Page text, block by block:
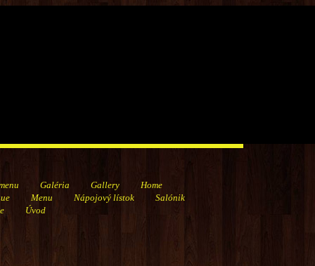
Galéria Gallery
Home
Menu Nápojový lístok
Salónik
Úvod